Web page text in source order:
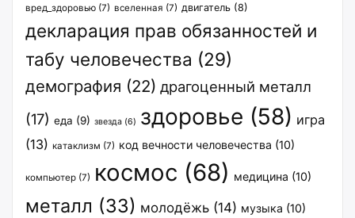
вред_здоровью (7) вселенная (7) двигатель (8)
декларация прав обязанностей и
табу человечества (29)
демография (22) драгоценный металл
(17) еда (9) звезда (6) здоровье (58) игра
(13) катаклизм (7) код вечности человечества (10)
компьютер (7) космос (68) медицина (10)
металл (33) молодёжь (14) музыка (10)